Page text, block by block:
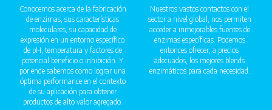
Conocemos acerca de la fabricación
de enzimas, sus características
moleculares, su capacidad de
expresión en un entorno específico
de pH, temperatura y factores de
potencial beneficio o inhibición. Y
por ende sabemos como lograr una
óptima performance en el contexto
de su aplicación para obtener
productos de alto valor agregado.
Nuestros vastos contactos con el
sector a nivel global, nos permiten
acceder a inmejorables fuentes de
enzimas específicas. Podemos
entonces ofrecer, a precios
adecuados, los mejores blends
enzimáticos para cada necesidad.